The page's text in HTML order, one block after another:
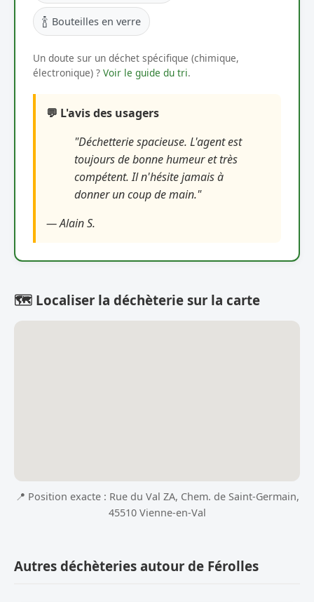
🍾 Bouteilles en verre
Un doute sur un déchet spécifique (chimique,
électronique) ? Voir le guide du tri.
💬 L'avis des usagers
"Déchetterie spacieuse. L'agent est
toujours de bonne humeur et très
compétent. Il n'hésite jamais à
donner un coup de main."
— Alain S.
🗺️ Localiser la déchèterie sur la carte
📍 Position exacte : Rue du Val ZA, Chem. de Saint-Germain,
45510 Vienne-en-Val
Autres déchèteries autour de Férolles